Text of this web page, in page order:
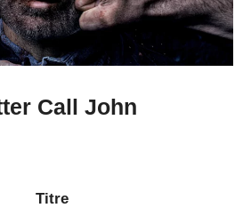
Call John
Titre